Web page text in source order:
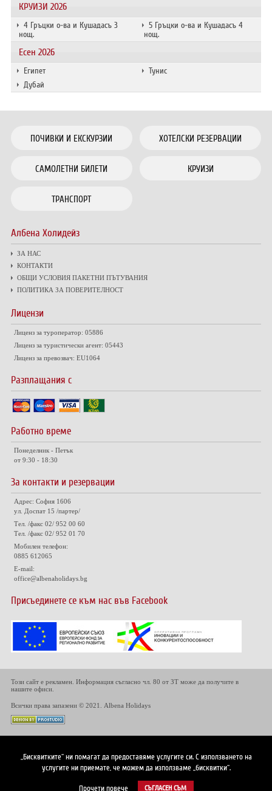
КРУИЗИ 2026
4 Гръцки о-ва и Кушадасъ 3
нощ.
5 Гръцки о-ва и Кушадасъ 4
нощ.
Есен 2026
Египет
Тунис
Дубай
ПОЧИВКИ И ЕКСКУРЗИИ ХОТЕЛСКИ РЕЗЕРВАЦИИ
САМОЛЕТНИ БИЛЕТИ КРУИЗИ
ТРАНСПОРТ
Албена Холидейз
ЗА НАС
КОНТАКТИ
ОБЩИ УСЛОВИЯ ПАКЕТНИ ПЪТУВАНИЯ
ПОЛИТИКА ЗА ПОВЕРИТЕЛНОСТ
Лицензи
Лиценз за туроператор: 05886
Лиценз за туристически агент: 05443
Лиценз за превозвач: EU1064
Разплащания с
Работно време
Понеделник - Петък
от 9:30 - 18:30
За контакти и резервации
Адрес: София 1606
ул. Доспат 15 /партер/
Тел. /факс 02/ 952 00 60
Тел. /факс 02/ 952 01 70
Мобилен телефон:
0885 612065
E-mail:
office@albenaholidays.bg
Присъединете се към нас във Facebook
Този сайт е рекламен. Информация съгласно чл. 80 от ЗТ може да получите в
нашите офиси.
Всички права запазени © 2021. Albena Holidays
„Бисквитките“ ни помагат да предоставяме услугите си. С използването на
услугите ни приемате, че можем да използваме „бисквитки“.
Прочети повече СЪГЛАСЕН СЪМ